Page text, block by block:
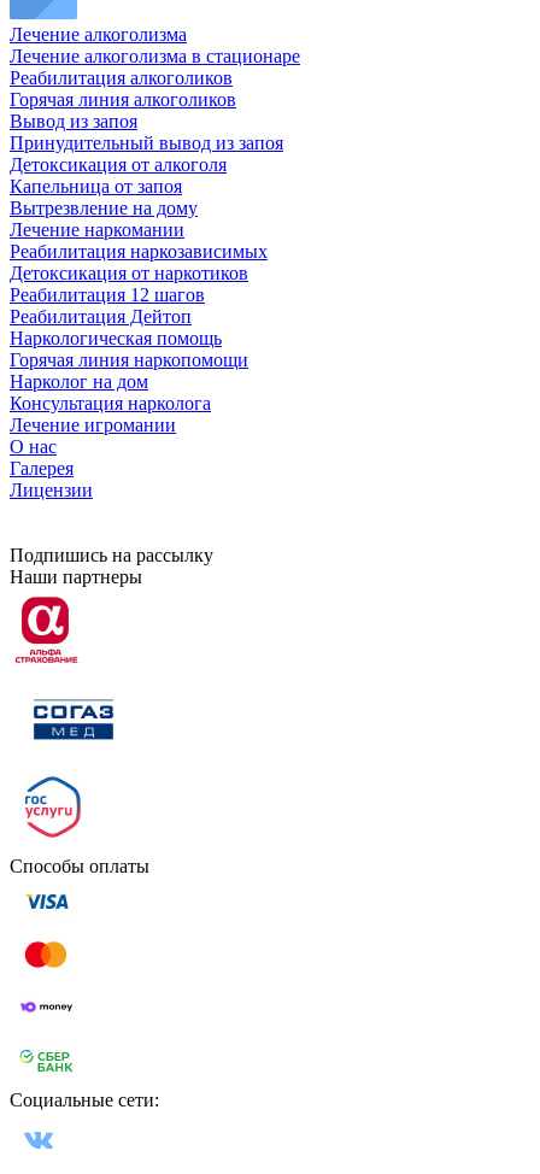
Лечение алкоголизма
Лечение алкоголизма в стационаре
Реабилитация алкоголиков
Горячая линия алкоголиков
Вывод из запоя
Принудительный вывод из запоя
Детоксикация от алкоголя
Капельница от запоя
Вытрезвление на дому
Лечение наркомании
Реабилитация наркозависимых
Детоксикация от наркотиков
Реабилитация 12 шагов
Реабилитация Дейтоп
Наркологическая помощь
Горячая линия наркопомощи
Нарколог на дом
Консультация нарколога
Лечение игромании
О нас
Галерея
Лицензии
Подпишись на рассылку
Наши партнеры
Способы оплаты
Социальные сети: